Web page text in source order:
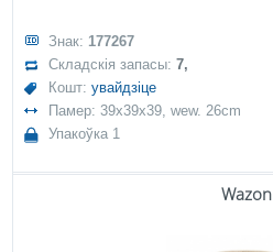
Знак: 177267
Складскія запасы:7,
Кошт:увайдзіце
Памер: 39x39x39, wew. 26cm
Упакоўка 1
Wazon